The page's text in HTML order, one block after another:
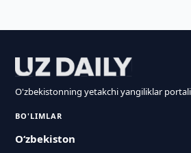
O'zbekistonning yetakchi yangiliklar
BO'LIMLAR
O‘zbekiston